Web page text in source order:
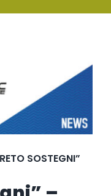
SERVIZI
EVENTI NOVITÀ
SOSTEGNI”